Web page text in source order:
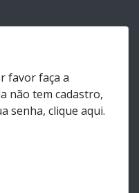
favor faça a
não tem cadastro,
senha, clique aqui.